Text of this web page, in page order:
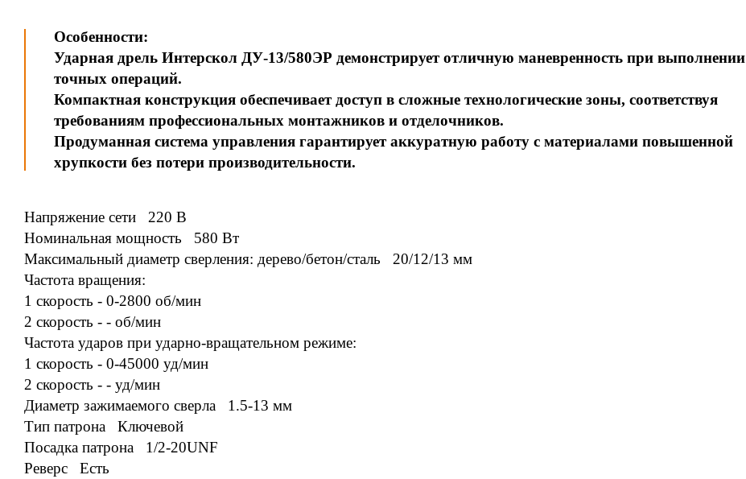
Особенности:
Ударная дрель Интерскол ДУ-13/580ЭР демонстрирует отличную маневренность при выполнении
точных операций.
Компактная конструкция обеспечивает доступ в сложные технологические зоны, соответствуя
требованиям профессиональных монтажников и отделочников.
Продуманная система управления гарантирует аккуратную работу с материалами повышенной
хрупкости без потери производительности.
Напряжение сети 220 В
Номинальная мощность 580 Вт
Максимальный диаметр сверления: дерево/бетон/сталь 20/12/13 мм
Частота вращения:
1 скорость - 0-2800 об/мин
2 скорость - - об/мин
Частота ударов при ударно-вращательном режиме:
1 скорость - 0-45000 уд/мин
2 скорость - - уд/мин
Диаметр зажимаемого сверла 1.5-13 мм
Тип патрона Ключевой
Посадка патрона 1/2-20UNF
Реверс Есть